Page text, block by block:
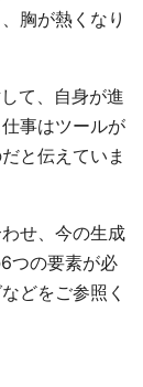
胸が熱くなり
て、自身が進
事はツールが
と伝えていま
せ、今の生成
つの要素が必
どをご参照く